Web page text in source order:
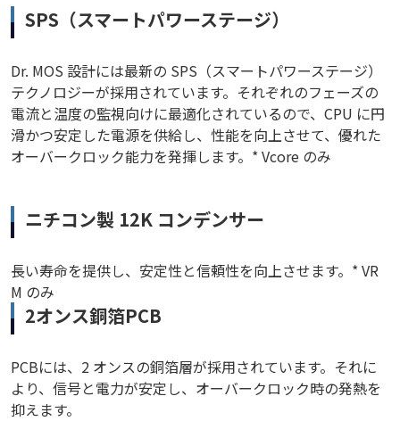
SPS（スマートパワーステージ）
Dr. MOS 設計には最新の SPS（スマートパワーステージ）
テクノロジーが採用されています。それぞれのフェーズの
電流と温度の監視向けに最適化されているので、CPU に円
滑かつ安定した電源を供給し、性能を向上させて、優れた
オーバークロック能力を発揮します。* Vcore のみ
ニチコン製 12K コンデンサー
長い寿命を提供し、安定性と信頼性を向上させます。* VR
M のみ
2オンス銅箔PCB
PCBには、2 オンスの銅箔層が採用されています。それに
より、信号と電力が安定し、オーバークロック時の発熱を
抑えます。